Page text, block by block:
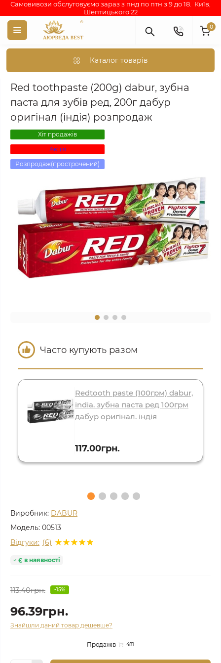
Самовивози обслуговуємо зараз з пнд по птн з 9 до 18. Київ,
Шептицького 22
0
Каталог товарів
Аюрведа каталог індійських товарів АЮРВЕДИЧНА
Red toothpaste (200g) dabur, зубна
паста для зубів ред, 200г дабур
оригінал (індія) розпродаж
Хіт продажів
Акція
Розпродаж(прострочений)
Часто купують разом
Redtooth paste (100грм) dabur,
india. зубна паста ред 100грм
дабур оригінал. індія
117.00грн.
Виробник: DABUR
Модель: 00513
Відгуки: (6)
Є в наявності
113.40грн. -15%
96.39грн.
Знайшли даний товар дешевше?
Продажів 481